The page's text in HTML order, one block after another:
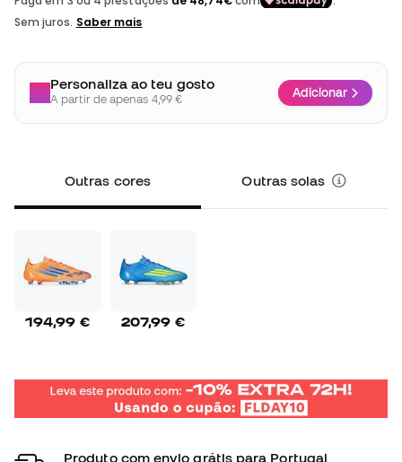
Personaliza ao teu gosto
A partir de apenas 4,99 € Adicionar
Outras cores Outras solas
194,99 € 207,99 €
Produto com envio grátis para Portugal